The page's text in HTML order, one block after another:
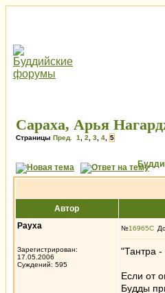
Сараха, Арья
Страницы Пред. 1 2 3 4 5
Автор
Рауха
Зарегистрирован:
17.05.2006
Суждений: 595
№16965
"Тантра
Если от
Будды